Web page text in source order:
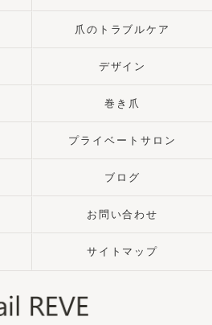
爪のトラブルケア
デザイン
巻き爪
プライベートサロン
ブログ
お問い合わせ
サイトマップ